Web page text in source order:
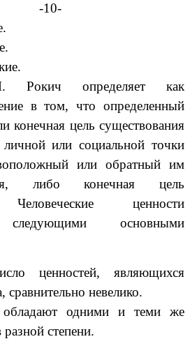
-10-
Рокич определяет как
в том, что определенный
конечная цель существования
личной или социальной точки
или обратный им
либо конечная цель
Человеческие ценности
следующими основными
ценностей, являющихся
сравнительно невелико.
одними и теми же
степени.